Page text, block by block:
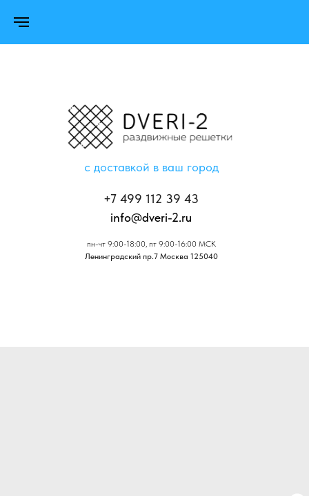
с доставкой в ваш город
+7 499 112 39 43
info@dveri-2.ru
пн-чт 9:00-18:00, пт 9:00-16:00 МСК
Ленинградский пр.7 Москва 125040